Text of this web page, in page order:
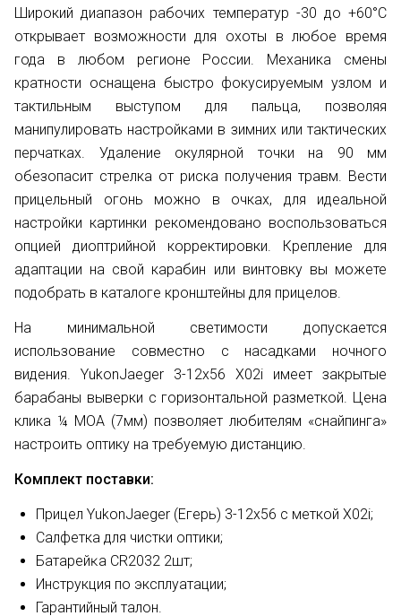
Широкий диапазон рабочих температур -30 до +60°С
открывает возможности для охоты в любое время
года в любом регионе России. Механика смены
кратности оснащена быстро фокусируемым узлом и
тактильным выступом для пальца, позволяя
манипулировать настройками в зимних или тактических
перчатках. Удаление окулярной точки на 90 мм
обезопасит стрелка от риска получения травм. Вести
прицельный огонь можно в очках, для идеальной
настройки картинки рекомендовано воспользоваться
опцией диоптрийной корректировки. Крепление для
адаптации на свой карабин или винтовку вы можете
подобрать в каталоге кронштейны для прицелов.
На минимальной светимости допускается
использование совместно с насадками ночного
видения. YukonJaeger 3-12х56 X02i имеет закрытые
барабаны выверки с горизонтальной разметкой. Цена
клика ¼ МОА (7мм) позволяет любителям «снайпинга»
настроить оптику на требуемую дистанцию.
Комплект поставки:
Прицел YukonJaeger (Егерь) 3-12х56 с меткой X02i;
Салфетка для чистки оптики;
Бaтapeйĸa СR2032 2шт;
Инструкция по эксплуатации;
Гарантийный талон.